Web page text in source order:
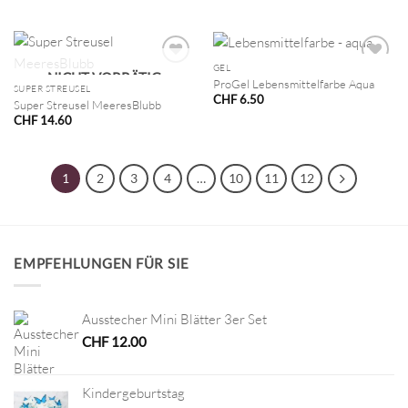
NICHT VORRÄTIG
SUPER STREUSEL
Super Streusel MeeresBlubb
CHF14.60
GEL
ProGel Lebensmittelfarbe Aqua
CHF6.50
1 2 3 4 … 10 11 12
EMPFEHLUNGEN FÜR SIE
Ausstecher Mini Blätter 3er Set
CHF12.00
Kindergeburtstag